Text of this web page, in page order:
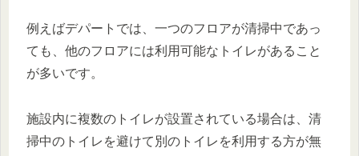
例えばデパートでは、一つのフロアが清掃中であっ
ても、他のフロアには利用可能なトイレがあること
が多いです。
施設内に複数のトイレが設置されている場合は、清
掃中のトイレを避けて別のトイレを利用する方が無